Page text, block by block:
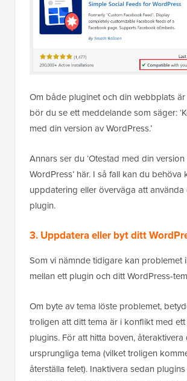
Om både pluginet och din webbplats
bör du se ett meddelande som säger:
med din version av WordPress.’
Annars ser du ‘Otestad med din version
WordPress’ här. I så fall kan du behöva
uppdatering eller överväga att använda
plugin.
3. Uppdatera eller byt ditt
Som vi nämnde tidigare kan problemet
mellan ett plugin och ditt WordPress-
Om byte av tema löste problemet,
troligen att ditt tema är i konflikt med
plugins. För att hitta boven, återaktivera
ursprungliga tema (vilket troligen
återställa felet). Inaktivera sedan